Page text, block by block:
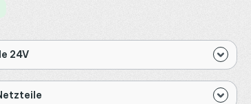
24V